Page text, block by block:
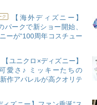
ク
【海外ディズニー】
パークで新ショー開始、
ーが“100周年コスチュー
【ユニクロ×ディズニー】
愛さ♪ ミッキーたちの
新作アパレルが高クオリテ